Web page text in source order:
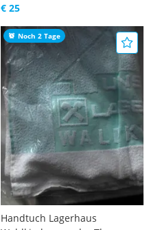
€ 25
Noch 2 Tage
Handtuch Lagerhaus